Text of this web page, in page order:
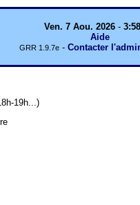
Ven. 7 Aou. 2026 -
Aide
GRR 1.9.7e - Contacter
19h...)